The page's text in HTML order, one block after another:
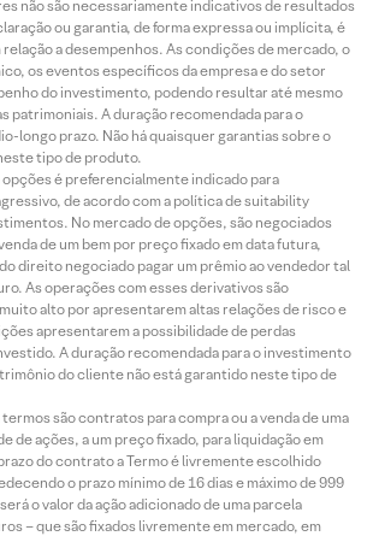
não são necessariamente indicativos de resultados
ou garantia, de forma expressa ou implícita, é
a desempenhos. As condições de mercado, o
os eventos específicos da empresa e do setor
do investimento, podendo resultar até mesmo
patrimoniais. A duração recomendada para o
longo prazo. Não há quaisquer garantias sobre o
tipo de produto.
é preferencialmente indicado para
de acordo com a política de suitability
No mercado de opções, são negociados
de um bem por preço fixado em data futura,
direito negociado pagar um prêmio ao vendedor tal
As operações com esses derivativos são
alto por apresentarem altas relações de risco e
apresentarem a possibilidade de perdas
A duração recomendada para o investimento
do cliente não está garantido neste tipo de
são contratos para compra ou a venda de uma
de ações, a um preço fixado, para liquidação em
do contrato a Termo é livremente escolhido
o prazo mínimo de 16 dias e máximo de 999
o valor da ação adicionado de uma parcela
– que são fixados livremente em mercado, em